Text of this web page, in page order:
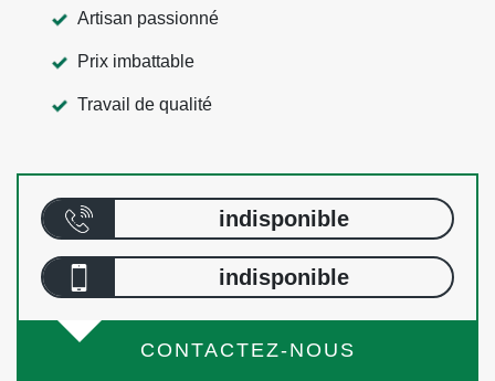
Artisan passionné
Prix imbattable
Travail de qualité
indisponible
indisponible
CONTACTEZ-NOUS